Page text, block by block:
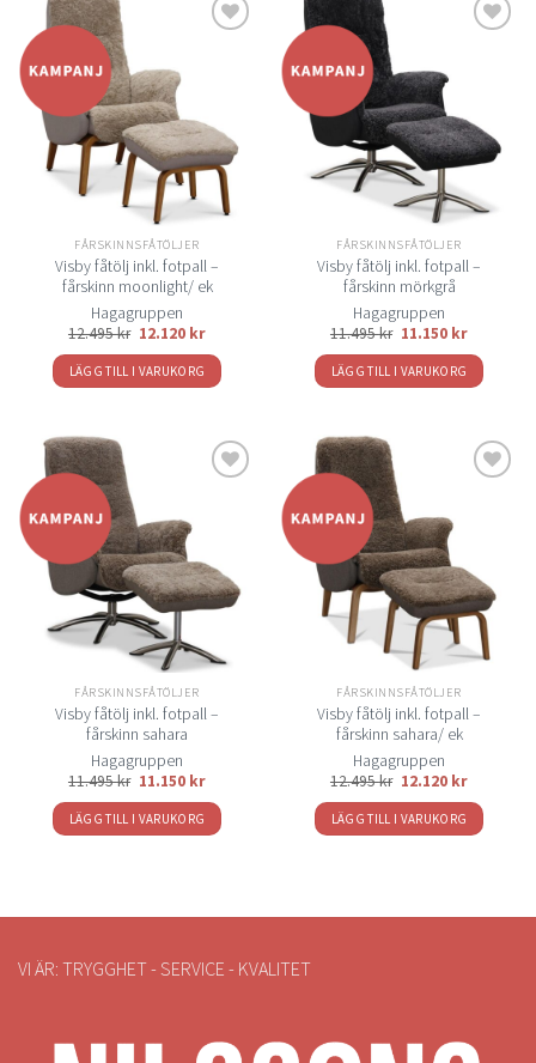
FÅRSKINNSFÅTÖLJER
Visby fåtölj inkl. fotpall –
fårskinn moonlight/ ek
Hagagruppen
12.495kr 12.120 kr
LÄGG TILL I VARUKORG
önskelistan
FÅRSKINNSFÅTÖLJER
Visby fåtölj inkl. fotpall –
fårskinn mörkgrå
Hagagruppen
11.495kr 11.150 kr
LÄGG TILL I VARUKORG
önskelistan
FÅRSKINNSFÅTÖLJER
Visby fåtölj inkl. fotpall –
fårskinn sahara
Hagagruppen
11.495kr 11.150 kr
LÄGG TILL I VARUKORG
önskelistan
FÅRSKINNSFÅTÖLJER
Visby fåtölj inkl. fotpall –
fårskinn sahara/ ek
Hagagruppen
12.495kr 12.120 kr
LÄGG TILL I VARUKORG
VI ÄR: TRYGGHET - SERVICE - KVALITET